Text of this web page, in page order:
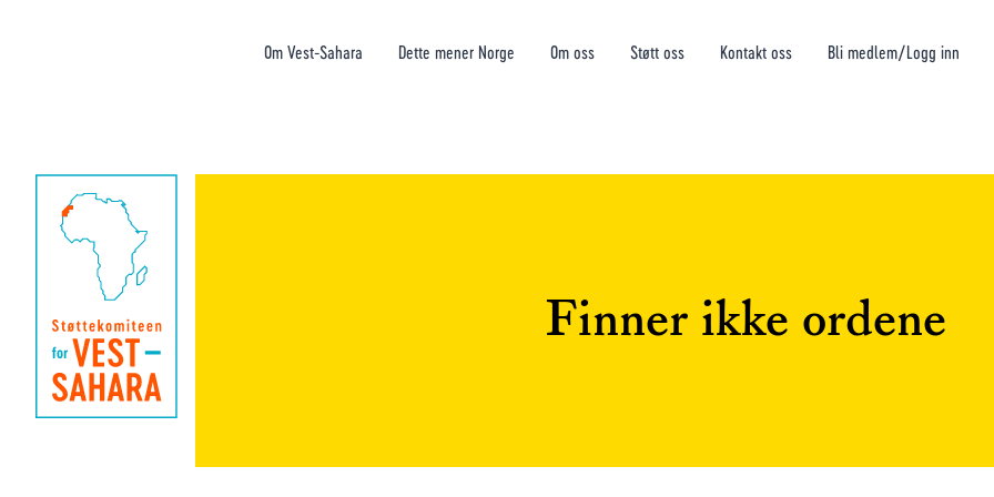
Om Vest-Sahara Dette mener Norge Om oss Støtt oss Kontakt oss Bli medlem/Logg inn
Finner ikke ordene